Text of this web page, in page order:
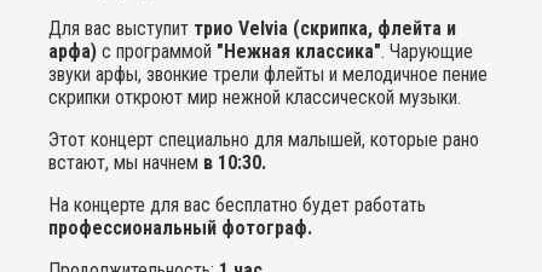
Для вас выступит трио Velvia (скрипка, флейта и
арфа) с программой "Нежная классика". Чарующие
звуки арфы, звонкие трели флейты и мелодичное пение
скрипки откроют мир нежной классической музыки.
Этот концерт специально для малышей, которые рано
встают, мы начнем в 10:30.
На концерте для вас бесплатно будет работать
профессиональный фотограф.